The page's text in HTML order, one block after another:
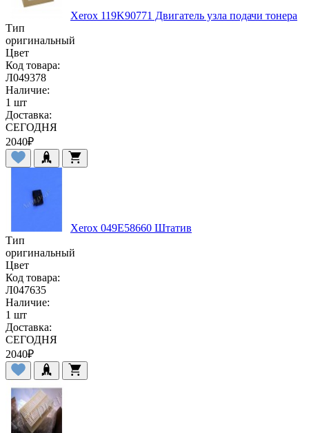
Xerox 119K90771 Двигатель узла подачи тонера
Тип
оригинальный
Цвет
Код товара:
Л049378
Наличие:
1 шт
Доставка:
СЕГОДНЯ
2040₽
Xerox 049E58660 Штатив
Тип
оригинальный
Цвет
Код товара:
Л047635
Наличие:
1 шт
Доставка:
СЕГОДНЯ
2040₽